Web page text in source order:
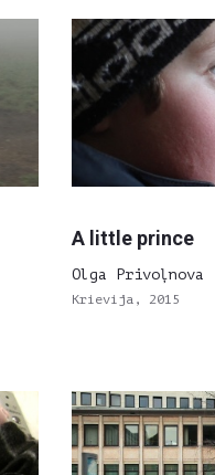
A little prince
Olga Privoļnova
Krievija, 2015